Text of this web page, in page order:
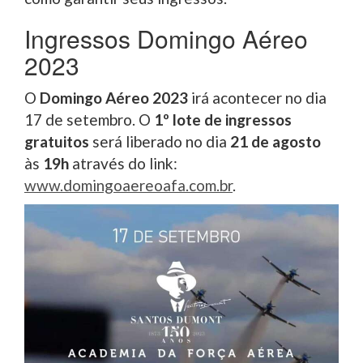
Ingressos Domingo Aéreo
2023
O Domingo Aéreo 2023 irá acontecer no dia
17 de setembro. O 1º lote de ingressos
gratuitos será liberado no dia 21 de agosto
às 19h através do link:
www.domingoaereoafa.com.br.